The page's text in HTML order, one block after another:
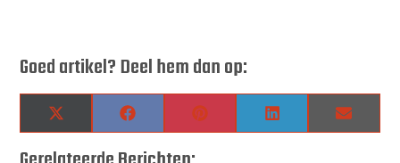
Goed artikel? Deel hem dan op:
X
(Twitter)
Facebook Pinterest LinkedIn Email